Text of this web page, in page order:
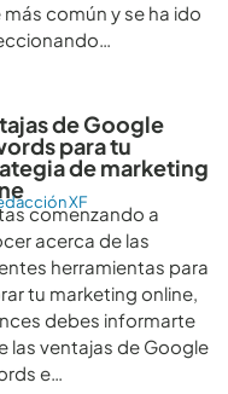
más común y se ha ido
de Google
para tu
de marketing
XF
comenzando a
acerca de las
herramientas para
tu marketing online,
debes informarte
las ventajas de Google
e…